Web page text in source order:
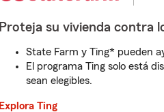
Proteja su vivienda contra
State Farm y Ting* pueden
El programa Ting solo está
sean elegibles.
Explora Ting